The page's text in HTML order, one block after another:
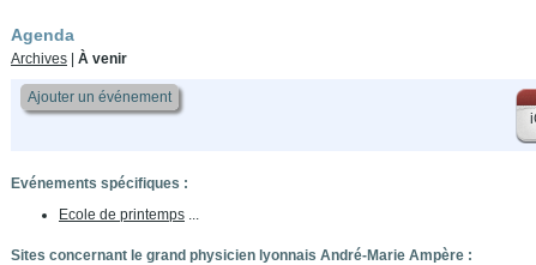
Agenda
Archives À venir
Ajouter un événement
Evénements spécifiques :
Ecole de printemps
Sites concernant le grand physicien lyonnais André-Marie Ampère :